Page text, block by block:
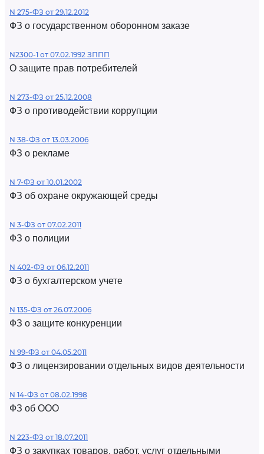
N 275-ФЗ от 29.12.2012
ФЗ о государственном оборонном заказе
N2300-1 от 07.02.1992 ЗППП
О защите прав потребителей
N 273-ФЗ от 25.12.2008
ФЗ о противодействии коррупции
N 38-ФЗ от 13.03.2006
ФЗ о рекламе
N 7-ФЗ от 10.01.2002
ФЗ об охране окружающей среды
N 3-ФЗ от 07.02.2011
ФЗ о полиции
N 402-ФЗ от 06.12.2011
ФЗ о бухгалтерском учете
N 135-ФЗ от 26.07.2006
ФЗ о защите конкуренции
N 99-ФЗ от 04.05.2011
ФЗ о лицензировании отдельных видов деятельности
N 14-ФЗ от 08.02.1998
ФЗ об ООО
N 223-ФЗ от 18.07.2011
ФЗ о закупках товаров, работ, услуг отдельными